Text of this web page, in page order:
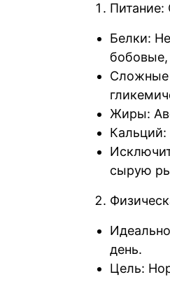
Питание:
Белки:
бобовые,
Сложные
Жиры:
Кальций:
сырую
день.
Цель: